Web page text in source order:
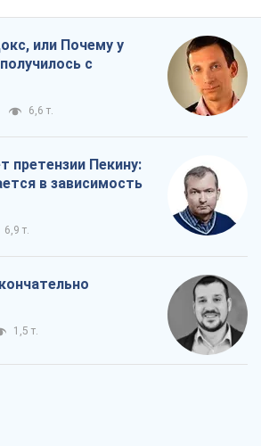
или Почему у
с
6,6 т.
претензии Пекину:
в зависимость
6,9 т.
1,5 т.